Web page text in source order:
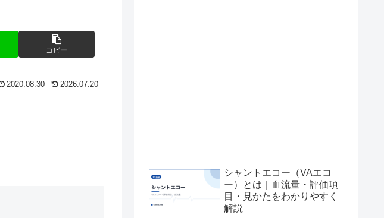
コピー
2020.08.30 2026.07.20
シャントエコー（VAエコ
ー）とは｜血流量・評価項
目・見かたをわかりやすく
解説